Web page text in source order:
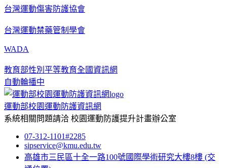
台灣運動傷害防護協會
台灣運動禁藥管制學會
WADA
教育部性別平等教育全國資訊網
自動輪播中
運動部校園運動防護資訊網
系統相關問題請洽 校園運動防護提升計畫辦公室
07-312-1101#2285
sipservice@kmu.edu.tw
高雄市三民區十全一路100號國際學術研究大樓8樓 (交